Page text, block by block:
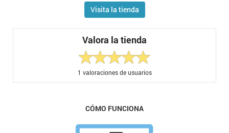
Visita la tienda
Valora la tienda
1 valoraciones de usuarios
CÓMO FUNCIONA